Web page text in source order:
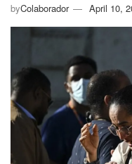
byColaborador April 10,